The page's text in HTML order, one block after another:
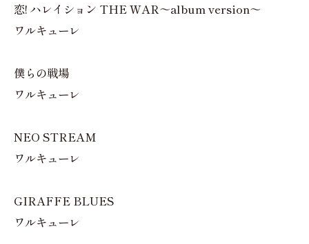
恋! ハレイション THE WAR～album version～
ワルキューレ
僕らの戦場
ワルキューレ
NEO STREAM
ワルキューレ
GIRAFFE BLUES
ワルキューレ